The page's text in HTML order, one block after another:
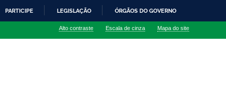
PARTICIPE LEGISLAÇÃO ÓRGÃOS DO GOVERNO
Alto contraste Escala de cinza Mapa do site